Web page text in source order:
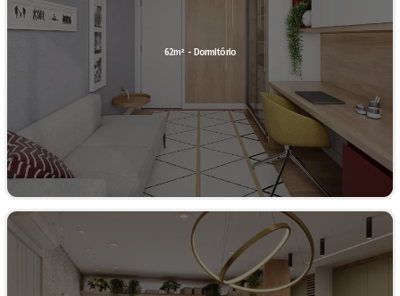
62m² - Dormitório